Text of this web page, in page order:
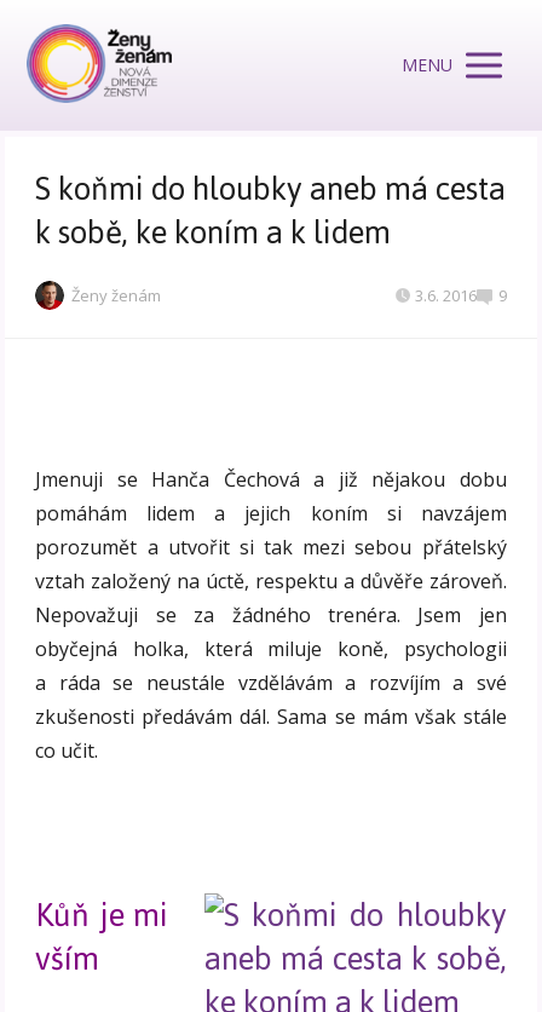
MENU
S koňmi do hloubky aneb má cesta
k sobě, ke koním a k lidem
Ženy ženám 3.6. 2016 9
Jmenuji se Hanča Čechová a již nějakou dobu
pomáhám lidem a jejich koním si navzájem
porozumět a utvořit si tak mezi sebou přátelský
vztah založený na úctě, respektu a důvěře zároveň.
Nepovažuji se za žádného trenéra. Jsem jen
obyčejná holka, která miluje koně, psychologii
a ráda se neustále vzdělávám a rozvíjím a své
zkušenosti předávám dál. Sama se mám však stále
co učit.
Kůň je mi
vším